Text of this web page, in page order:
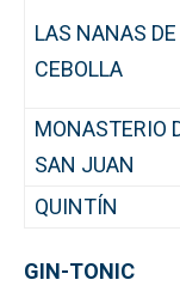
LAS NANAS
CEBOLLA
MONASTERIO
SAN JUAN
QUINTÍN
GIN-TONIC